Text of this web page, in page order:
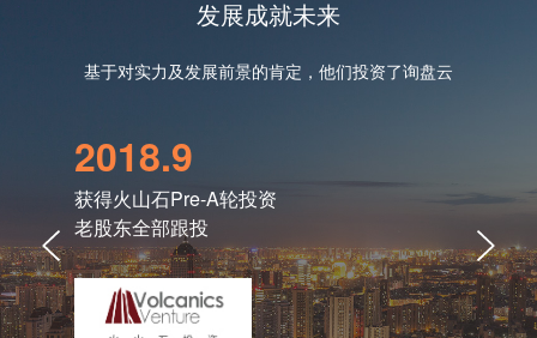
发展成就未来
基于对实力及发展前景的肯定，他们投资了询盘云
2018.9
获得火山石Pre-A轮投资
老股东全部跟投
获得